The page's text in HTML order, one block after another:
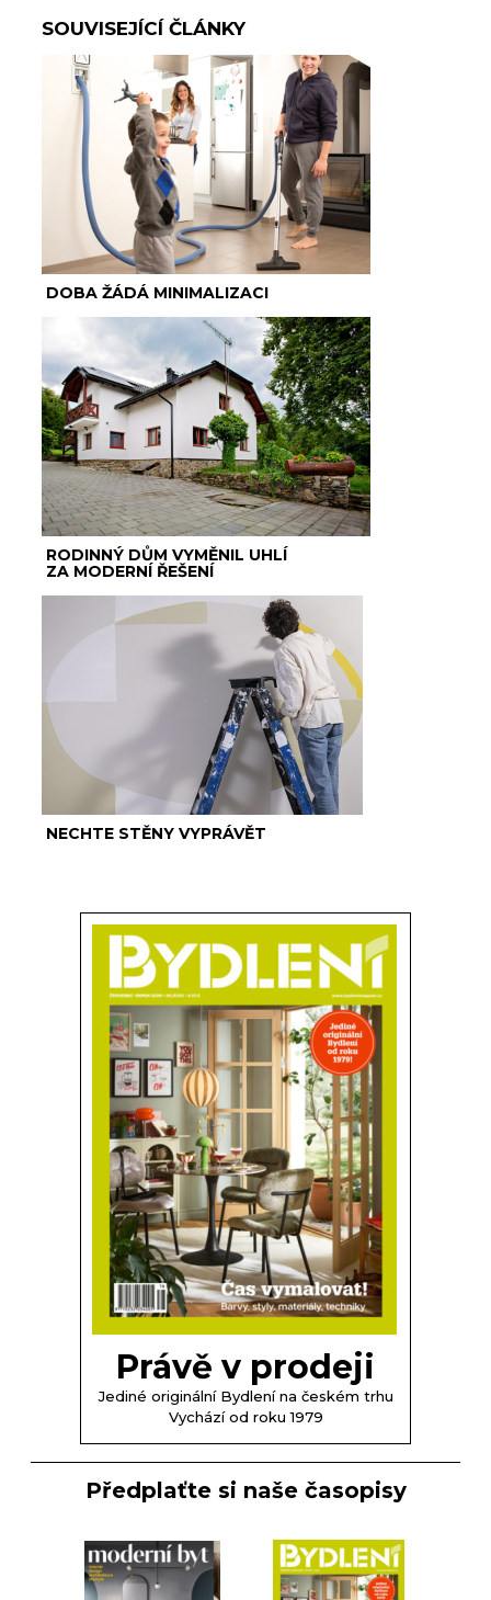
SOUVISEJÍCÍ ČLÁNKY
DOBA ŽÁDÁ MINIMALIZACI
RODINNÝ DŮM VYMĚNIL UHLÍ
ZA MODERNÍ ŘEŠENÍ
NECHTE STĚNY VYPRÁVĚT
Právě v prodeji
Jediné originální Bydlení na českém trhu
Vychází od roku 1979
Předplaťte si naše časopisy